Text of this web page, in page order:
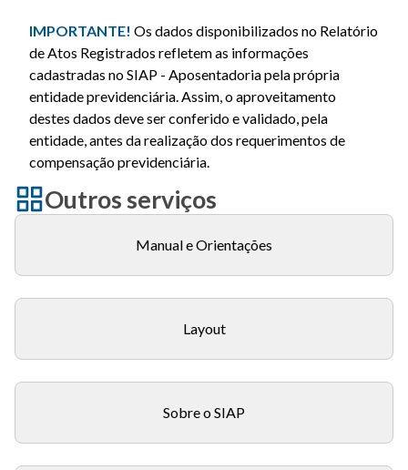
IMPORTANTE! Os dados disponibilizados no Relatório
de Atos Registrados refletem as informações
cadastradas no SIAP - Aposentadoria pela própria
entidade previdenciária. Assim, o aproveitamento
destes dados deve ser conferido e validado, pela
entidade, antes da realização dos requerimentos de
compensação previdenciária.
Outros serviços
Manual e Orientações
Layout
Sobre o SIAP